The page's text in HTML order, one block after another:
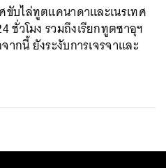
ขับไล่ทูตแคนาดาและเนรเทศ
ชั่วโมง รวมถึงเรียกทูตซาอุฯ
กนี้ ยังระงับการเจรจาและ